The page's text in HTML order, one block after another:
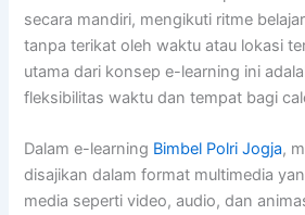
secara mandiri, mengikuti ritme
tanpa terikat oleh waktu atau lokasi
utama dari konsep e-learning ini
fleksibilitas waktu dan tempat bagi
Dalam e-learning Bimbel Polri Jogja,
disajikan dalam format multimedia
media seperti video, audio, dan